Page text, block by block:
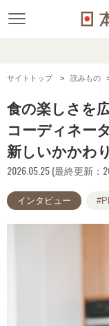
サイトトップ 読みもの
食の楽しさを
コーディネー
新しいかかわ
2026.05.25 (最終更新：
インタビュー